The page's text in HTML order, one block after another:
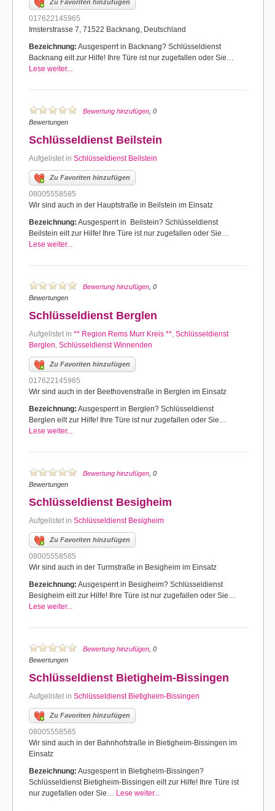
Zu Favoriten hinzufügen
017622145965
Imsterstrasse 7, 71522 Backnang, Deutschland
Bezeichnung: Ausgesperrt in Backnang? Schlüsseldienst
Backnang eilt zur Hilfe! Ihre Türe ist nur zugefallen oder Sie…
Lese weiter...
Bewertung hinzufügen , 0
Bewertungen
Schlüsseldienst Beilstein
Aufgelistet in Schlüsseldienst Beilstein
Zu Favoriten hinzufügen
08005558585
Wir sind auch in der Hauptstraße in Beilstein im Einsatz
Bezeichnung: Ausgesperrt in Beilstein? Schlüsseldienst
Beilstein eilt zur Hilfe! Ihre Türe ist nur zugefallen oder Sie…
Lese weiter...
Bewertung hinzufügen , 0
Bewertungen
Schlüsseldienst Berglen
Aufgelistet in ** Region Rems Murr Kreis **, Schlüsseldienst
Berglen, Schlüsseldienst Winnenden
Zu Favoriten hinzufügen
017622145965
Wir sind auch in der Beethovenstraße in Berglen im Einsatz
Bezeichnung: Ausgesperrt in Berglen? Schlüsseldienst
Berglen eilt zur Hilfe! Ihre Türe ist nur zugefallen oder Sie…
Lese weiter...
Bewertung hinzufügen , 0
Bewertungen
Schlüsseldienst Besigheim
Aufgelistet in Schlüsseldienst Besigheim
Zu Favoriten hinzufügen
08005558585
Wir sind auch in der Turmstraße in Besigheim im Einsatz
Bezeichnung: Ausgesperrt in Besigheim? Schlüsseldienst
Besigheim eilt zur Hilfe! Ihre Türe ist nur zugefallen oder Sie…
Lese weiter...
Bewertung hinzufügen , 0
Bewertungen
Schlüsseldienst Bietigheim-Bissingen
Aufgelistet in Schlüsseldienst Bietigheim-Bissingen
Zu Favoriten hinzufügen
08005558585
Wir sind auch in der Bahnhofstraße in Bietigheim-Bissingen im
Einsatz
Bezeichnung: Ausgesperrt in Bietigheim-Bissingen?
Schlüsseldienst Bietigheim-Bissingen eilt zur Hilfe! Ihre Türe ist
nur zugefallen oder Sie… Lese weiter...